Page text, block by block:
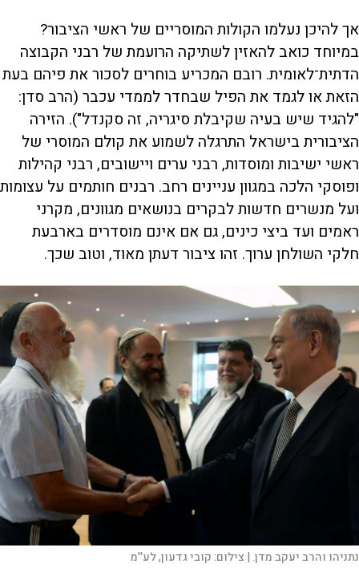
אך להיכן נעלמו הקולות המוסריים של ראשי הציבור?
במיוחד כואב להאזין לשתיקה הרועמת של רבני הקבוצה
הדתית־לאומית. רובם המכריע בוחרים לסכור את פיהם בעת
הזאת או לגמד את הפיל שבחדר לממדי עכבר (הרב סדן:
"להגיד שיש בעיה שקיבלת סיגריה, זה סקנדל"). הזירה
הציבורית בישראל התרגלה לשמוע את קולם המוסרי של
ראשי ישיבות ומוסדות, רבני ערים ויישובים, רבני קהילות
ופוסקי הלכה במגוון עניינים רחב. רבנים חותמים על עצומות
ועל מנשרים חדשות לבקרים בנושאים מגוונים, מקרני
ראמים ועד ביצי כינים, גם אם אינם מוסדרים בארבעת
חלקי השולחן ערוך. זהו ציבור דעתן מאוד, וטוב שכך.
נתניהו והרב יעקב מדן. | צילום:קובי גדעון, לע''מ